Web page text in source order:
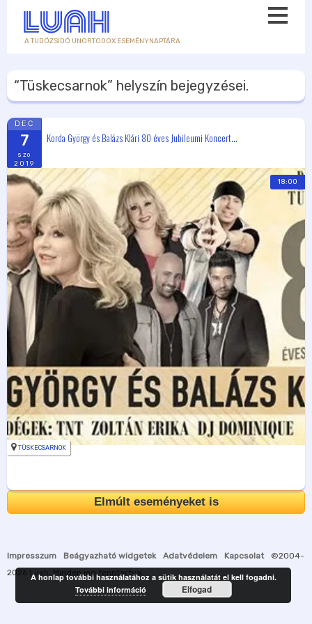
A TUDÓZSIDÓ UNORTODOX ESEMÉNYNAPTÁRA
“Tüskecsarnok” helyszín bejegyzései.
DEC
7
szo
2019
Korda György és Balázs Klári 80 éves Jubileumi Koncert...
18:00
TÜSKECSARNOK
Elmúlt eseményeket is
Impresszum Beágyazható widgetek Adatvédelem Kapcsolat
©2004-
2026
. Minden jog fenntartva.
A honlap további használatához a sütik használatát el kell fogadni.
További információ
Elfogad